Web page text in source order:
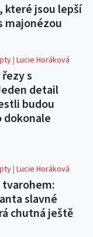
které jsou lepší
majonézou
|Lucie Horáková
s
detail
budou
dokonale
|Lucie Horáková
tvarohem:
slavné
chutná ještě